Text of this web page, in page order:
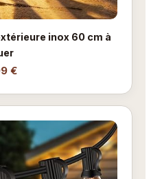
inox 60 cm à
€